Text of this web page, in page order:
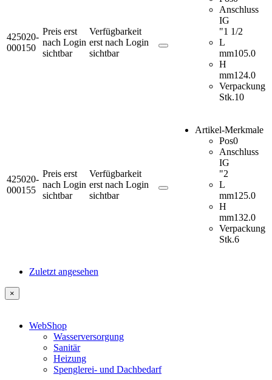
425020-
000150
Preis erst
nach Login
sichtbar
Verfügbarkeit
erst nach Login
sichtbar
Anschluss
IG
"1 1/2
L
mm105.0
H
mm124.0
Verpackung
Stk.10
425020-
000155
Preis erst
nach Login
sichtbar
Verfügbarkeit
erst nach Login
sichtbar
Artikel-Merkmale
Pos0
Anschluss
IG
"2
L
mm125.0
H
mm132.0
Verpackung
Stk.6
Zuletzt angesehen
×
WebShop
Wasserversorgung
Sanitär
Heizung
Spenglerei- und Dachbedarf